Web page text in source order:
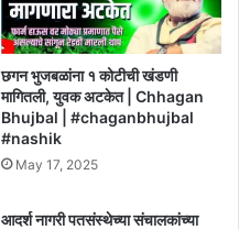
छगन भुजबळांना १ कोटीची खंडणी
मागितली, युवक अटकेत | Chhagan
Bhujbal | #chaganbhujbal
#nashik
May 17, 2025
आदर्श नागरी पतसंस्थेच्या संचालकांच्या